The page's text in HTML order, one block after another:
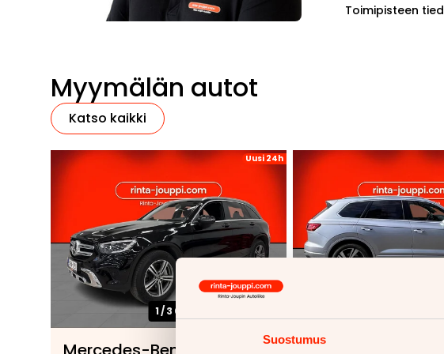
Suostumus
Toimipisteen
Myymälän autot
Katso kaikki
Uusi 24h
1/30